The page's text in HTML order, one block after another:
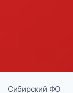
Сибирский ФО